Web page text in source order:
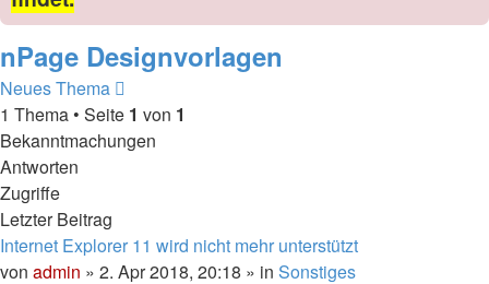
nPage Designvorlagen
Neues Thema
1 Thema • Seite 1 von 1
Bekanntmachungen
Antworten
Zugriffe
Letzter Beitrag
Internet Explorer 11 wird nicht mehr unterstützt
von admin » 2. Apr 2018, 20:18 » in Sonstiges